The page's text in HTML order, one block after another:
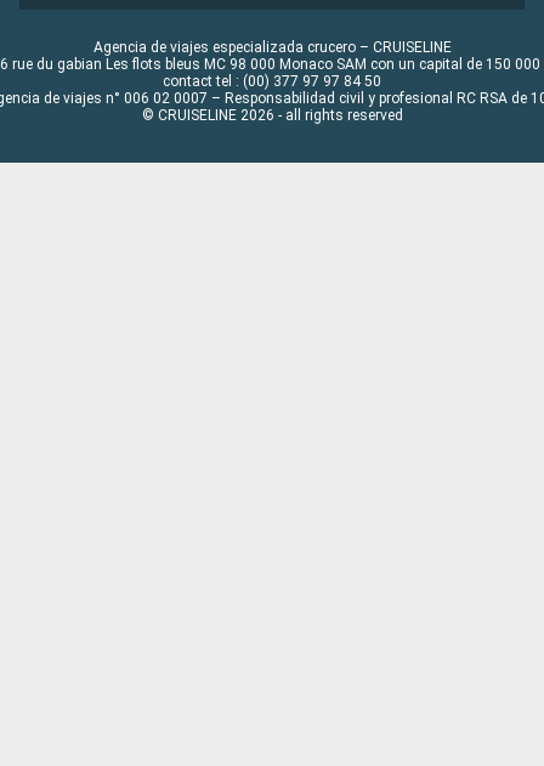
Agencia de viajes especializada crucero – CRUISELINE
rue du gabian Les flots bleus MC 98 000 Monaco SAM con un capital de 150 000
contact tel : (00) 377 97 97 84 50
de viajes n° 006 02 0007 – Responsabilidad civil y profesional RC RSA de
© CRUISELINE 2026 - all rights reserved